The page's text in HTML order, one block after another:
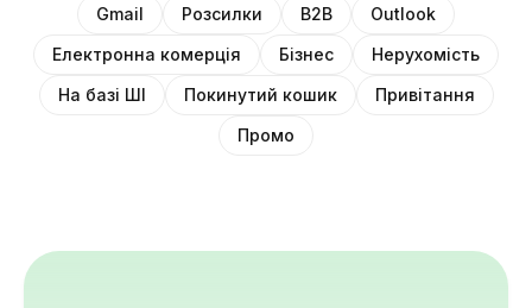
Gmail Розсилки B2B
Outlook
Електронна комерція
Бізнес
Нерухомість
На базі ШІ
Покинутий кошик
Привітання
Промо